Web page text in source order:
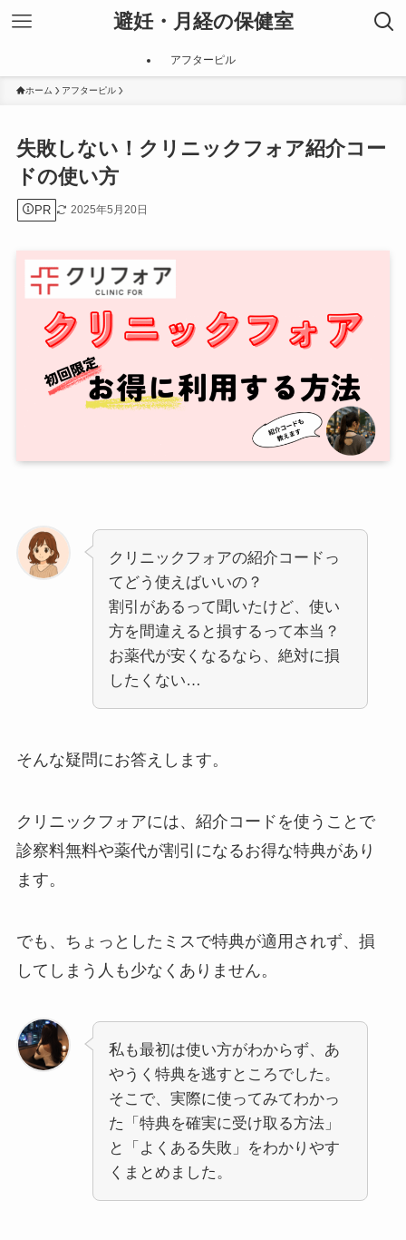
避妊・月経の保健室
アフターピル
ホーム アフターピル
失敗しない！クリニックフォア紹介コー
ドの使い方
PR 2025年5月20日
クリニックフォアの紹介コードっ
てどう使えばいいの？
割引があるって聞いたけど、使い
方を間違えると損するって本当？
お薬代が安くなるなら、絶対に損
したくない…
そんな疑問にお答えします。
クリニックフォアには、紹介コードを使うことで
診察料無料や薬代が割引になるお得な特典があり
ます。
でも、ちょっとしたミスで特典が適用されず、損
してしまう人も少なくありません。
私も最初は使い方がわからず、あ
やうく特典を逃すところでした。
そこで、実際に使ってみてわかっ
た「特典を確実に受け取る方法」
と「よくある失敗」をわかりやす
くまとめました。